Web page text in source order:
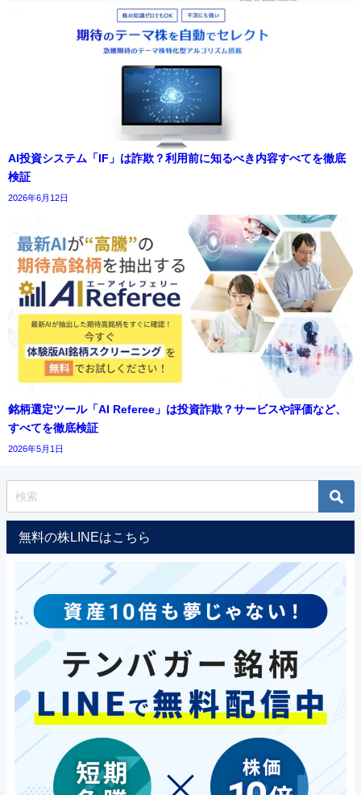
AI投資システム「IF」は詐欺？利用前に知るべき内容すべてを徹底
検証
2026年6月12日
銘柄選定ツール「AI Referee」は投資詐欺？サービスや評価など、
すべてを徹底検証
2026年5月1日
無料の株LINEはこちら